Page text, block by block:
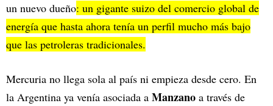
un nuevo dueño: un gigante suizo del comercio global de
energía que hasta ahora tenía un perfil mucho más bajo
que las petroleras tradicionales.
Mercuria no llega sola al país ni empieza desde cero. En
la Argentina ya venía asociada a Manzano a través de